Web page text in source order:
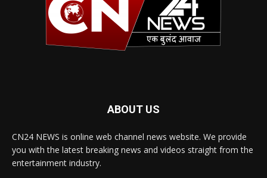
ABOUT US
CN24 NEWS is online web channel news website. We provide
you with the latest breaking news and videos straight from the
entertainment industry.